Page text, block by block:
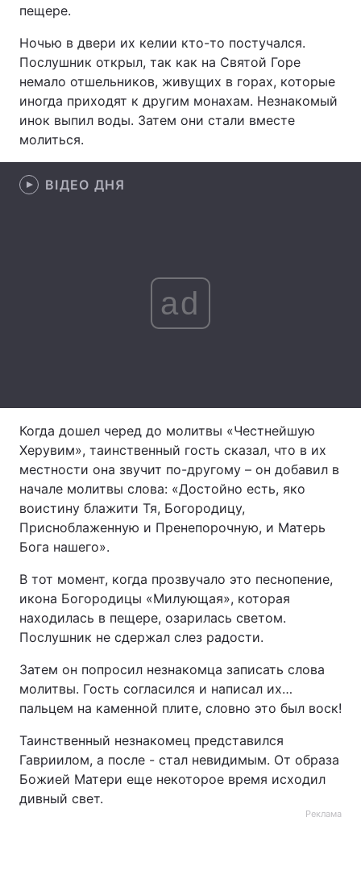
Архів
Контакти
Послуги
пещере.
Ночью в двери их келии кто-то постучался.
Послушник открыл, так как на Святой Горе
немало отшельников, живущих в горах, которые
иногда приходят к другим монахам. Незнакомый
инок выпил воды. Затем они стали вместе
молиться.
ВІДЕО ДНЯ
ad
Когда дошел черед до молитвы «Честнейшую
Херувим», таинственный гость сказал, что в их
местности она звучит по-другому – он добавил в
начале молитвы слова: «Достойно есть, яко
воистину блажити Тя, Богородицу,
Присноблаженную и Пренепорочную, и Матерь
Бога нашего».
В тот момент, когда прозвучало это песнопение,
икона Богородицы «Милующая», которая
находилась в пещере, озарилась светом.
Послушник не сдержал слез радости.
Затем он попросил незнакомца записать слова
молитвы. Гость согласился и написал их…
пальцем на каменной плите, словно это был воск!
Таинственный незнакомец представился
Гавриилом, а после - стал невидимым. От образа
Божией Матери еще некоторое время исходил
дивный свет.
Реклама